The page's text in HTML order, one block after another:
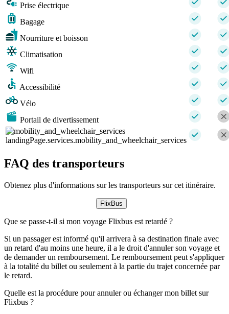
Prise électrique
Bagage
Nourriture et boisson
Climatisation
Wifi
Accessibilité
Vélo
Portail de divertissement
landingPage.services.mobility_and_wheelchair_services
FAQ des transporteurs
Obtenez plus d'informations sur les transporteurs sur cet itinéraire.
FlixBus
Que se passe-t-il si mon voyage Flixbus est retardé ?
Si un passager est informé qu'il arrivera à sa destination finale avec
un retard d'au moins une heure, il a le droit d'annuler son voyage et
de demander un remboursement. Le remboursement peut s'appliquer
à la totalité du billet ou seulement à la partie du trajet concernée par
le retard.
Quelle est la procédure pour annuler ou échanger mon billet sur
Flixbus ?